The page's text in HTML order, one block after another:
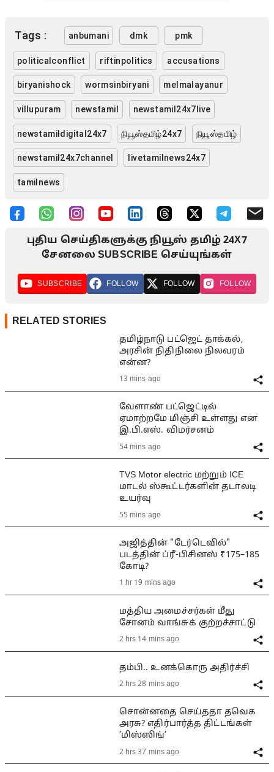
Tags : anbumani dmk pmk
politicalconflict riftinpolitics accusations
biryanishock wormsinbiryani melmalayanur
villupuram newstamil newstamil24x7live
newstamildigital24x7 நியூஸ்தமிழ்24x7 நியூஸ்தமிழ்
newstamil24x7channel livetamilnews24x7
tamilnews
புதிய செய்திகளுக்கு நியூஸ் தமிழ் 24X7
சேனலை SUBSCRIBE செய்யுங்கள்
SUBSCRIBE FOLLOW FOLLOW FOLLOW
RELATED STORIES
தமிழ்நாடு பட்ஜெட் தாக்கல்,
அரசின் நிதிநிலை நிலவரம்
என்ன?
13 mins ago
வேளாண் பட்ஜெட்டில்
ஏமாற்றமே மிஞ்சி உள்ளது என
இ.பி.எஸ். விமர்சனம்
54 mins ago
TVS Motor electric மற்றும் ICE
மாடல் ஸ்கூட்டர்களின் தடாலடி
உயர்வு
55 mins ago
அஜித்தின் "டேர்டெவில்"
படத்தின் ப்ரீ-பிசினஸ் ₹175–185
கோடி?
1 hr 19 mins ago
மத்திய அமைச்சர்கள் மீது
சோனம் வாங்சுக் குற்றச்சாட்டு
2 hrs 14 mins ago
தம்பி.. உனக்கொரு அதிர்ச்சி
2 hrs 28 mins ago
சொன்னதை செய்ததா தவெக
அரசு? எதிர்பார்த்த திட்டங்கள்
’மிஸ்ஸிங்’
2 hrs 37 mins ago